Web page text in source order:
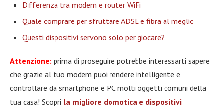
Differenza tra modem e router WiFi
Quale comprare per sfruttare ADSL e fibra al meglio
Questi dispositivi servono solo per giocare?
Attenzione: prima di proseguire potrebbe interessarti sapere
che grazie al tuo modem puoi rendere intelligente e
controllare da smartphone e PC molti oggetti comuni della
tua casa! Scopri la migliore domotica e dispositivi